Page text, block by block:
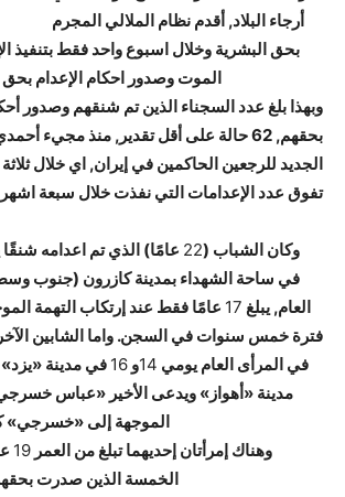
أرجاء البلاد, أقدم نظام الملالي المجرم
بحق البشرية وخلال اسبوع واحد فقط بتنفيذ
الموت وصدور احكام الإعدام بحق 9 نزلاء في سجونه.
وبهذا بلغ عدد السجناء الذين تم شنقهم وصدور
بحقهم, 62
حالة على أقل تقدير, منذ مجيء
الجديد للرجعين الحاكمين في إيران, اي خلال
تفوق عدد الإعدامات التي نفذت خلال سبعة
وكان الشباب (22 عامًا) الذي تم اعدامه شنقًا
في ساحة الشهداء بمدينة كازرون (جنوب
العام, يبلغ 17 عامًا فقط عند إرتكاب التهمة
فترة خمس سنوات في السجن. واما الشابين
في المرأى العام يومي 14و 16 في مدينة
مدينة «أهواز» ويدعى الأخير «عباس
الموجهة إلى «خسرجي»
وهناك إمرأتان إحديهما تبلغ من العمر 19
الخمسة الذين صدرت